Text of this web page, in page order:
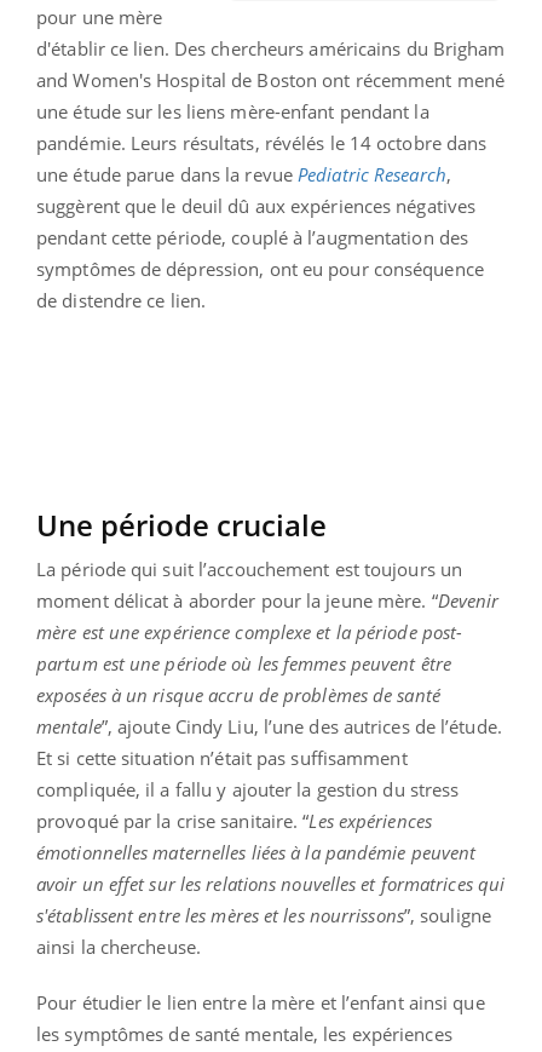
pour une mère
d'établir ce lien. Des chercheurs américains du Brigham
and Women's Hospital de Boston ont récemment mené
une étude sur les liens mère-enfant pendant la
pandémie. Leurs résultats, révélés le 14 octobre dans
une étude parue dans la revuePediatric Research,
suggèrent que le deuil dû aux expériences négatives
pendant cette période, couplé à l’augmentation des
symptômes de dépression, ont eu pour conséquence
de distendre ce lien.
Une période cruciale
La période qui suit l’accouchement est toujours un
moment délicat à aborder pour la jeune mère. “Devenir
mère est une expérience complexe et la période post-
partum est une période où les femmes peuvent être
exposées à un risque accru de problèmes de santé
mentale”, ajoute Cindy Liu, l’une des autrices de l’étude.
Et si cette situation n’était pas suffisamment
compliquée, il a fallu y ajouter la gestion du stress
provoqué par la crise sanitaire. “Les expériences
émotionnelles maternelles liées à la pandémie peuvent
avoir un effet sur les relations nouvelles et formatrices qui
s'établissent entre les mères et les nourrissons”, souligne
ainsi la chercheuse.
Pour étudier le lien entre la mère et l’enfant ainsi que
les symptômes de santé mentale, les expériences